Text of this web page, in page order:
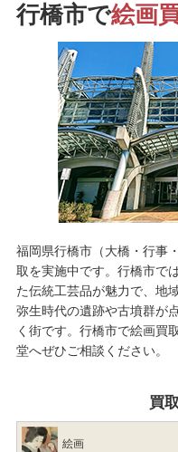
行橋市で絵画
福岡県行橋市（大橋・行事
取を実施中です。行橋市で
た伝統工芸品が魅力で、地
弥生時代の遺跡や古墳群が
く街です。行橋市で絵画買
堂へぜひご相談ください。
買
絵画